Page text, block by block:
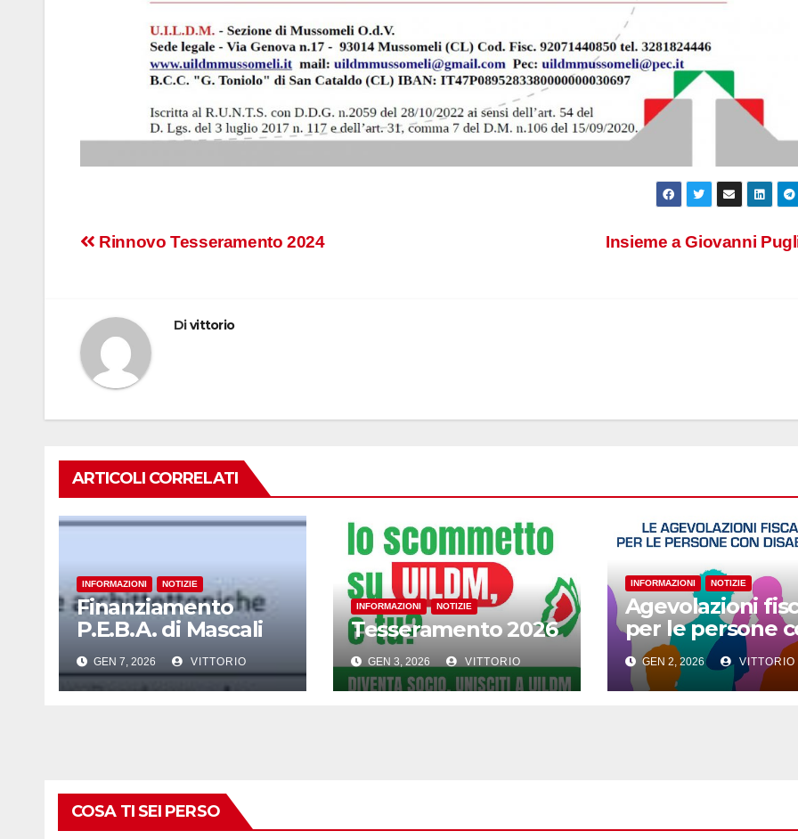
Navigazione
Insieme a Giovanni
Rinnovo Tesseramento 2024
Divittorio
ARTICOLI CORRELATI
INFORMAZIONI NOTIZIE
Finanziamento
P.E.B.A. di Mascali
GEN 7, 2026 VITTORIO
INFORMAZIONI NOTIZIE
Tesseramento 2026
GEN 3, 2026 VITTORIO
INFORMAZIONI NOTIZIE
Agevolazioni
per le persone
disabilità
GEN 2, 2026 VITTORIO
COSA TI SEI PERSO